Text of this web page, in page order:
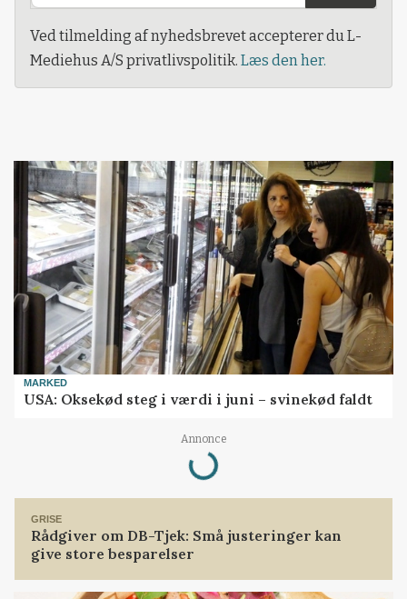
Ved tilmelding af nyhedsbrevet accepterer du L-
Mediehus A/S privatlivspolitik. Læs den her.
MARKED
USA: Oksekød steg i værdi i juni – svinekød faldt
Annonce
Loading...
GRISE
Rådgiver om DB-Tjek: Små justeringer kan
give store besparelser